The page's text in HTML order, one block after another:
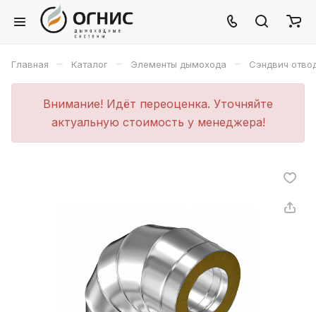
Главная – Каталог – Элементы дымохода – Сэндвич
Внимание! Идёт переоценка. Уточняйте
актуальную стоимость у менеджера!